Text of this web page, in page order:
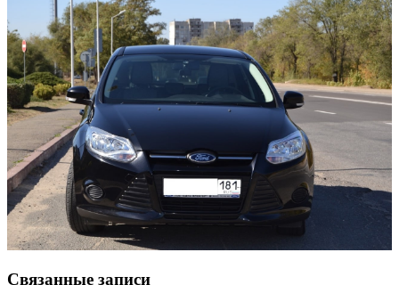
Связанные записи